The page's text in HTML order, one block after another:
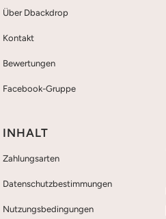
Über Dbackdrop
Kontakt
Bewertungen
Facebook-Gruppe
INHALT
Zahlungsarten
Datenschutzbestimmungen
Nutzungsbedingungen